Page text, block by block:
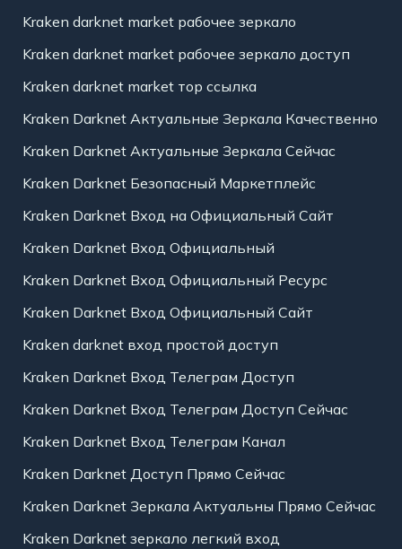
Kraken darknet market рабочее зеркало
Kraken darknet market рабочее зеркало доступ
Kraken darknet market тор ссылка
Kraken Darknet Актуальные Зеркала Качественно
Kraken Darknet Актуальные Зеркала Сейчас
Kraken Darknet Безопасный Маркетплейс
Kraken Darknet Вход на Официальный Сайт
Kraken Darknet Вход Официальный
Kraken Darknet Вход Официальный Ресурс
Kraken Darknet Вход Официальный Сайт
Kraken darknet вход простой доступ
Kraken Darknet Вход Телеграм Доступ
Kraken Darknet Вход Телеграм Доступ Сейчас
Kraken Darknet Вход Телеграм Канал
Kraken Darknet Доступ Прямо Сейчас
Kraken Darknet Зеркала Актуальны Прямо Сейчас
Kraken Darknet зеркало легкий вход